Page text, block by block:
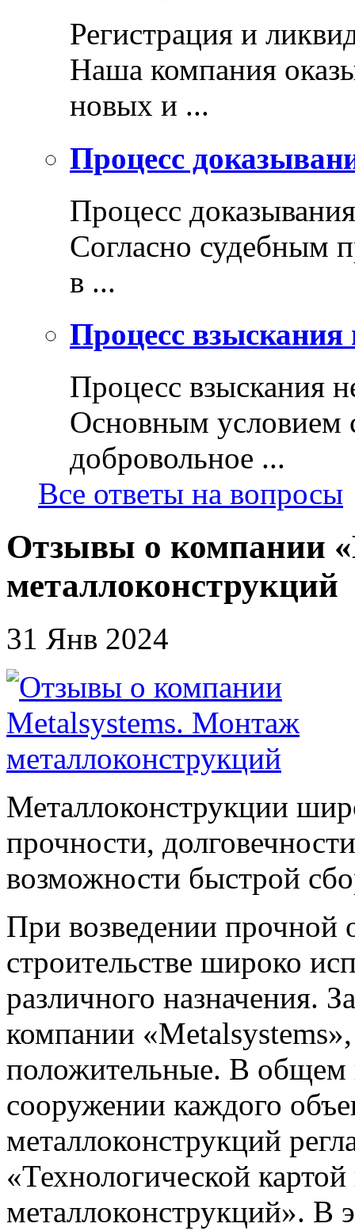
Регистрация и
Наша компания
новых и ...
Процесс
Процесс доказывания
Согласно судебным
в ...
Процесс взыскания
Процесс взыскания
Основным условием
добровольное ...
Все ответы на вопросы
Отзывы о компании
металлоконструкций
31 Янв 2024
Металлоконструкции
прочности,
возможности быстрой
При возведении прочной
строительстве широко
различного назначения.
компании
положительные. В общем
сооружении каждого
металлоконструкций
«Технологической
металлоконструкций». В